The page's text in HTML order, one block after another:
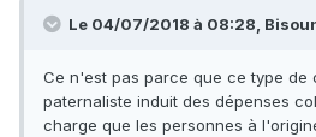
Le 04/07/2018 à 08:28,
Ce n'est pas parce que ce type de
paternaliste induit des dépenses
charge que les personnes à